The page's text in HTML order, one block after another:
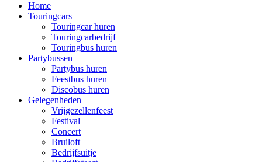
Home
Touringcars
Touringcar huren
Touringcarbedrijf
Touringbus huren
Partybussen
Partybus huren
Feestbus huren
Discobus huren
Gelegenheden
Vrijgezellenfeest
Festival
Concert
Bruiloft
Bedrijfsuitje